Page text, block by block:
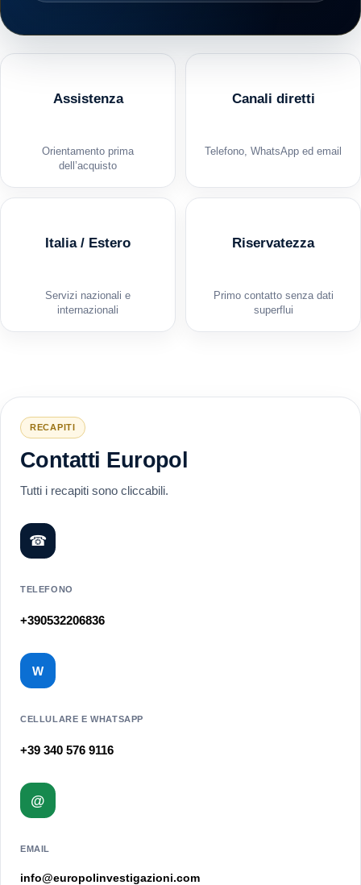
Assistenza
Orientamento prima
dell’acquisto
Canali diretti
Telefono, WhatsApp ed email
Italia / Estero
Servizi nazionali e
internazionali
Riservatezza
Primo contatto senza dati
superflui
RECAPITI
Contatti Europol
Tutti i recapiti sono cliccabili.
☎
TELEFONO
+390532206836
W
CELLULARE E WHATSAPP
+39 340 576 9116
@
EMAIL
info@europolinvestigazioni.com